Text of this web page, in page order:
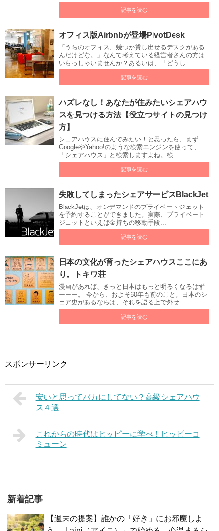
記事を読む
オフィス版Airbnbが登場PivotDesk
「うちのオフィス、幾つか貸し出せるデスクがある
んだけどな。」なんて考えている経営者さんの方は
いらっしゃいませんか？あるいは、「どうし...
記事を読む
ハズレなし！あなたが住みたいシェアハウ
スを見つける方法【役立つサイトの見つけ
方】
シェアハウスに住んでみたい！と思ったら、まず
GoogleやYahoo!のような検索エンジンを使って、
「シェアハウス」と検索しますよね。検...
記事を読む
失敗してしまったシェアサービスBlackJet
BlackJetは、オンデマンドのプライベートジェット
を予約することができました。実際、プライベート
ジェットといえば金持ちの移動手段...
記事を読む
日本の文化が育ったシェアハウスここにあ
り。トキワ荘
漫画があれば、きっと日本はもっと明るくなるはず
ーーー。 今から、およそ60年も前のこと。日本のシ
ェア史があるならば、それを語る上で外せ...
記事を読む
スポンサーリンク
安いと思ってバカにしてない？高級シェアハウ
ス４選
これからの時代はヒッピーに学べ！ヒッピーコ
ミューン
新着記事
【週末の提案】誰かの「好き」にお邪魔しよ